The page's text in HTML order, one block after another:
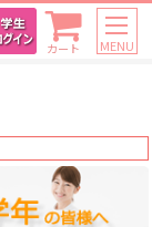
カート MENU